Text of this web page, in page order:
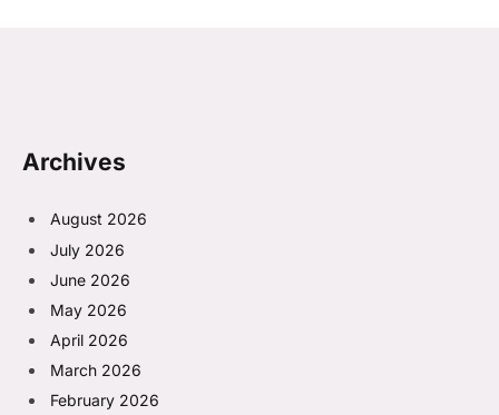
Archives
August 2026
July 2026
June 2026
May 2026
April 2026
March 2026
February 2026